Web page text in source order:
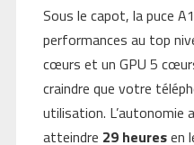
Sous le capot, la puce
performances au top
cœurs et un GPU 5
craindre que votre
utilisation. L’autonomie
atteindre 29 heuresen